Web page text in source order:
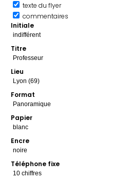
texte du flyer
commentaires
Initiale
Titre
Lieu
Format
Papier
Encre
Téléphone fixe